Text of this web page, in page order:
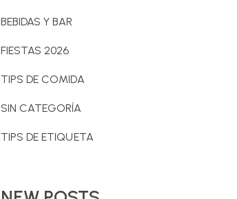
BEBIDAS Y BAR
FIESTAS 2026
TIPS DE COMIDA
SIN CATEGORÍA
TIPS DE ETIQUETA